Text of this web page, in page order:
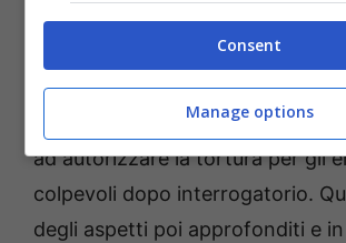
Altro anno molto importante fu il
quando la bolla Ad extirpandafu
ai podestà di Lombardia e
ad autorizzare la tortura per gli
colpevoli dopo interrogatorio.
degli aspetti poi approfonditi e
Consent
Manage options